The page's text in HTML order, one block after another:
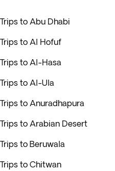
Trips to Abu Dhabi
Trips to Al Hofuf
Trips to Al-Hasa
Trips to Al-Ula
Trips to Anuradhapura
Trips to Arabian Desert
Trips to Beruwala
Trips to Chitwan